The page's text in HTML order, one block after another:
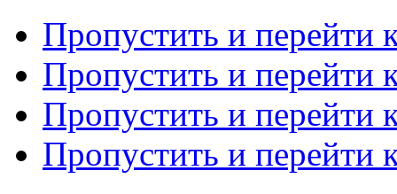
Пропустить и перейти
Пропустить и перейти
Пропустить и перейти
Пропустить и перейти